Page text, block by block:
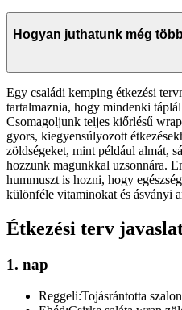
Hogyan juthatunk még
Egy családi kemping étkezési
tartalmaznia, hogy mindenki
Csomagoljunk teljes kiőrlésű
gyors, kiegyensúlyozott
zöldségeket, mint például almát,
hozzunk magunkkal uzsonnára.
hummuszt is hozni, hogy
különféle vitaminokat és ásványi
Étkezési terv
1. nap
Reggeli:Tojásrántotta